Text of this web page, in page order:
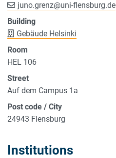
juno.grenz@uni-flensburg.de
Building
Gebäude Helsinki
Room
HEL 106
Street
Auf dem Campus 1a
Post code / City
24943 Flensburg
Institutions